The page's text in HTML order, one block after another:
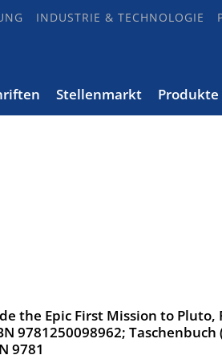
INDUSTRIE & TECHNOLOGIE
Stellenmarkt Produkte
the Epic First Mission to Pluto,
9781250098962; Taschenbuch
9781